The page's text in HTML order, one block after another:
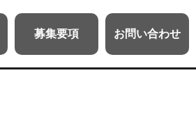
募集要項 お問い合わせ